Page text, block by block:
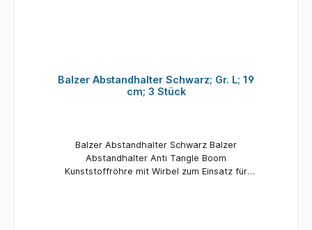
Balzer Abstandhalter Schwarz; Gr. L; 19
cm; 3 Stück
Balzer Abstandhalter Schwarz Balzer
Abstandhalter Anti Tangle Boom
Kunststoffröhre mit Wirbel zum Einsatz für